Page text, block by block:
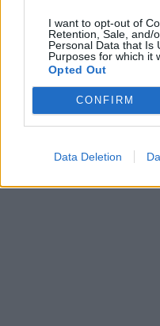
I want to opt-out of
Retention, Sale, and/
Personal Data that Is
Purposes for which it
Opted Out
CONFIRM
Data Deletion